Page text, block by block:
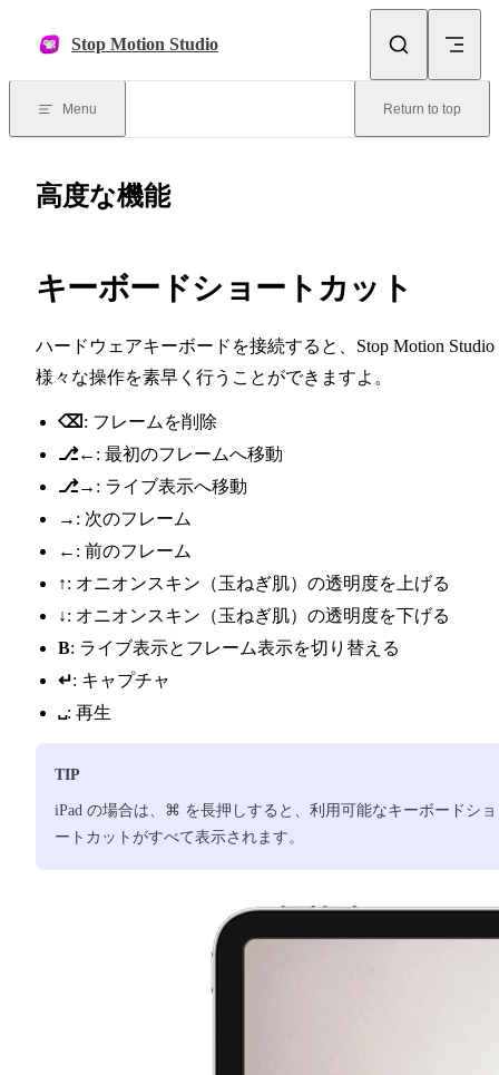
Stop Motion Studio
Menu Return to top
高度な機能
キーボードショートカット
ハードウェアキーボードを接続すると、Stop Motion Studio
様々な操作を素早く行うことができますよ。
⌫: フレームを削除
⎇← : 最初のフレームへ移動
⎇→ : ライブ表示へ移動
→ : 次のフレーム
← : 前のフレーム
↑: オニオンスキン（玉ねぎ肌）の透明度を上げる
↓: オニオンスキン（玉ねぎ肌）の透明度を下げる
B: ライブ表示とフレーム表示を切り替える
↵: キャプチャ
␣: 再生
TIP
iPad の場合は、⌘ を長押しすると、利用可能なキーボードショ
ートカットがすべて表示されます。